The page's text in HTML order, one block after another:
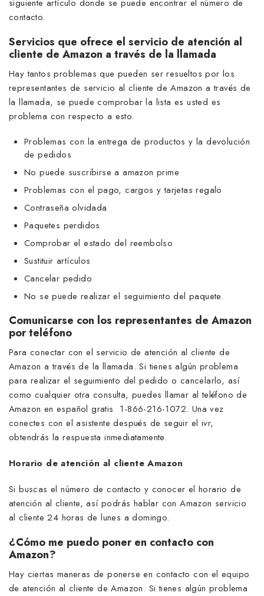
siguiente artículo donde se puede encontrar el número de
contacto.
Servicios que ofrece el servicio de atención al
cliente de Amazon a través de la llamada
Hay tantos problemas que pueden ser resueltos por los
representantes de servicio al cliente de Amazon a través de
la llamada, se puede comprobar la lista es usted es
problema con respecto a esto.
Problemas con la entrega de productos y la devolución
de pedidos
No puede suscribirse a amazon prime
Problemas con el pago, cargos y tarjetas regalo
Contraseña olvidada
Paquetes perdidos
Comprobar el estado del reembolso
Sustituir artículos
Cancelar pedido
No se puede realizar el seguimiento del paquete.
Comunicarse con los representantes de Amazon
por teléfono
Para conectar con el servicio de atención al cliente de
Amazon a través de la llamada. Si tienes algún problema
para realizar el seguimiento del pedido o cancelarlo, así
como cualquier otra consulta, puedes llamar al teléfono de
Amazon en español gratis 1-866-216-1072. Una vez
conectes con el asistente después de seguir el ivr,
obtendrás la respuesta inmediatamente.
Horario de atención al cliente Amazon
Si buscas el número de contacto y conocer el horario de
atención al cliente, así podrás hablar con Amazon servicio
al cliente 24 horas de lunes a domingo.
¿Cómo me puedo poner en contacto con
Amazon?
Hay ciertas maneras de ponerse en contacto con el equipo
de atención al cliente de Amazon. Si tienes algún problema